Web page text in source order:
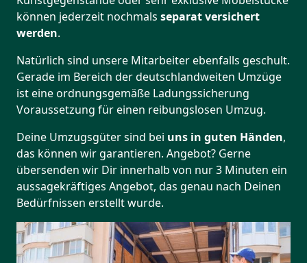
können jederzeit nochmals separat versichert
werden.
Natürlich sind unsere Mitarbeiter ebenfalls geschult.
Gerade im Bereich der deutschlandweiten Umzüge
ist eine ordnungsgemäße Ladungssicherung
Voraussetzung für einen reibungslosen Umzug.
Deine Umzugsgüter sind bei uns in guten Händen,
das können wir garantieren. Angebot? Gerne
übersenden wir Dir innerhalb von nur 3 Minuten ein
aussagekräftiges Angebot, das genau nach Deinen
Bedürfnissen erstellt wurde.